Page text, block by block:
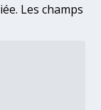
Les champs